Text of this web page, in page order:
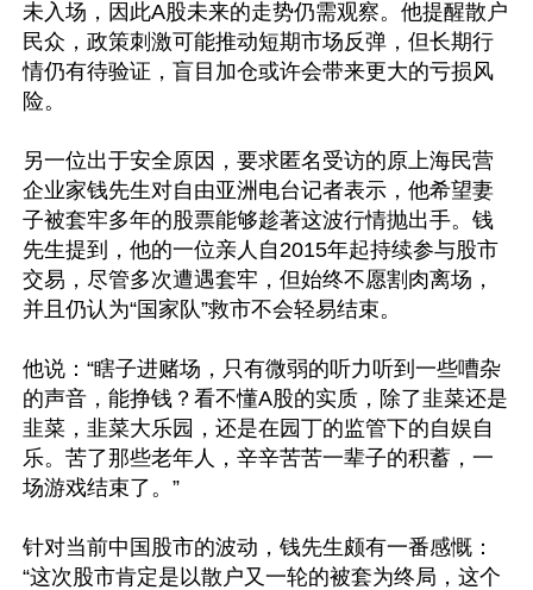
未入场，因此A股未来的走势仍需观察。他提醒散户
民众，政策刺激可能推动短期市场反弹，但长期行
情仍有待验证，盲目加仓或许会带来更大的亏损风
险。
另一位出于安全原因，要求匿名受访的原上海民营
企业家钱先生对自由亚洲电台记者表示，他希望妻
子被套牢多年的股票能够趁著这波行情抛出手。钱
先生提到，他的一位亲人自2015年起持续参与股市
交易，尽管多次遭遇套牢，但始终不愿割肉离场，
并且仍认为“国家队”救市不会轻易结束。
他说：“瞎子进赌场，只有微弱的听力听到一些嘈杂
的声音，能挣钱？看不懂A股的实质，除了韭菜还是
韭菜，韭菜大乐园，还是在园丁的监管下的自娱自
乐。苦了那些老年人，辛辛苦苦一辈子的积蓄，一
场游戏结束了。”
针对当前中国股市的波动，钱先生颇有一番感慨：
“这次股市肯定是以散户又一轮的被套为终局，这个